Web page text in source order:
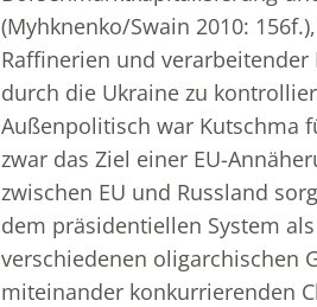
(Myhknenko/Swain 2010:
Raffinerien und
durch die Ukraine zu
Außenpolitisch war Kutschma
zwar das Ziel einer EU-
zwischen EU und Russland
dem präsidentiellen System
verschiedenen oligarchischen
miteinander konkurrierenden